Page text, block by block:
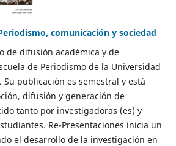
comunicación y sociedad
de difusión académica y de
de Periodismo de la Universidad
Su publicación es semestral y está
difusión y generación de
tanto por investigadoras (es) y
Re-Presentaciones inicia un
el desarrollo de la investigación en